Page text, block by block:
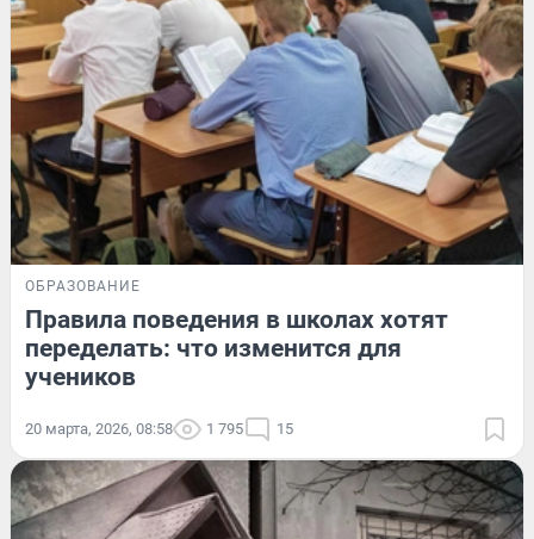
ОБРАЗОВАНИЕ
Правила поведения в школах хотят
переделать: что изменится для
учеников
20 марта, 2026, 08:58 1 795 15